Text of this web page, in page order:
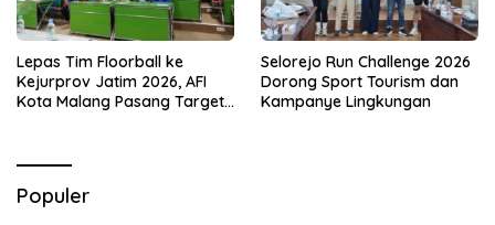
Lepas Tim Floorball ke
Kejurprov Jatim 2026, AFI
Kota Malang Pasang Target
Selorejo Run Challenge 2026
Dorong Sport Tourism dan
Kampanye Lingkungan
Populer